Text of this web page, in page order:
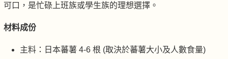
可口，是忙碌上班族或學生族的理想選擇。
材料成份
主料：日本蕃薯 4-6 根 (取決於蕃薯大小及人數食量)